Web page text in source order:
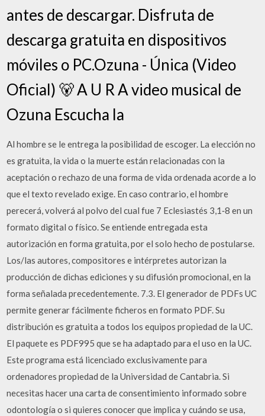
antes de descargar. Disfruta de
descarga gratuita en dispositivos
móviles o PC.Ozuna - Única (Video
Oficial) 🐻 A U R A video musical de
Ozuna Escucha la
Al hombre se le entrega la posibilidad de escoger. La elección no
es gratuita, la vida o la muerte están relacionadas con la
aceptación o rechazo de una forma de vida ordenada acorde a lo
que el texto revelado exige. En caso contrario, el hombre
perecerá, volverá al polvo del cual fue 7 Eclesiastés 3,1‐8 en un
formato digital o físico. Se entiende entregada esta
autorización en forma gratuita, por el solo hecho de postularse.
Los/las autores, compositores e intérpretes autorizan la
producción de dichas ediciones y su difusión promocional, en la
forma señalada precedentemente. 7.3. El generador de PDFs UC
permite generar fácilmente ficheros en formato PDF. Su
distribución es gratuita a todos los equipos propiedad de la UC.
El paquete es PDF995 que se ha adaptado para el uso en la UC.
Este programa está licenciado exclusivamente para
ordenadores propiedad de la Universidad de Cantabria. Si
necesitas hacer una carta de consentimiento informado sobre
odontología o si quieres conocer que implica y cuándo se usa,